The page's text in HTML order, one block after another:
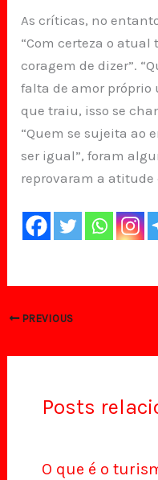
As críticas, no
“Com certeza o atual
coragem de dizer”.
falta de amor
que traiu, isso se
“Quem se sujeita ao
ser igual”, foram
reprovaram a atitude
PREVIOUS
Posts
O que é o